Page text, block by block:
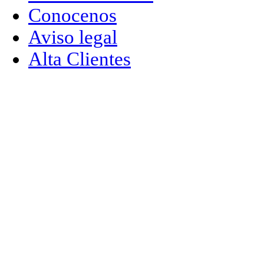
Conocenos
Aviso legal
Alta Clientes